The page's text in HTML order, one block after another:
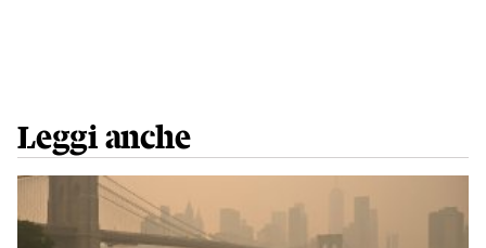
Leggi anche